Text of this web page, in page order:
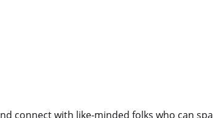
connect with like-minded folks who can